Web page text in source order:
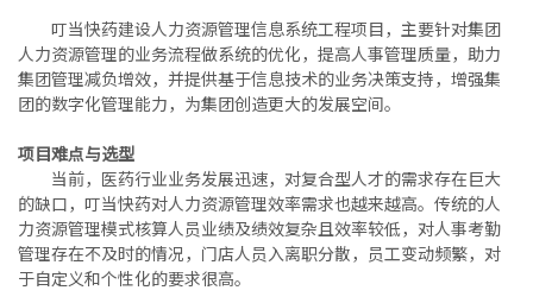
叮当快药建设人力资源管理信息系统工程项目，主要针对集团
人力资源管理的业务流程做系统的优化，提高人事管理质量，助力
集团管理减负增效，并提供基于信息技术的业务决策支持，增强集
团的数字化管理能力，为集团创造更大的发展空间。
项目难点与选型
当前，医药行业业务发展迅速，对复合型人才的需求存在巨大
的缺口，叮当快药对人力资源管理效率需求也越来越高。传统的人
力资源管理模式核算人员业绩及绩效复杂且效率较低，对人事考勤
管理存在不及时的情况，门店人员入离职分散，员工变动频繁，对
于自定义和个性化的要求很高。